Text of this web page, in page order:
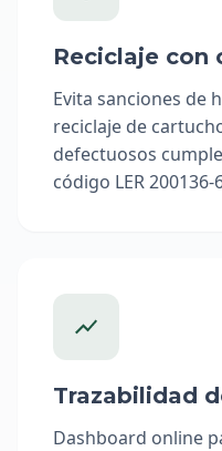
Reciclaje con
Evita sanciones de
reciclaje de
defectuosos
código LER 200136-
Trazabilidad
Dashboard online